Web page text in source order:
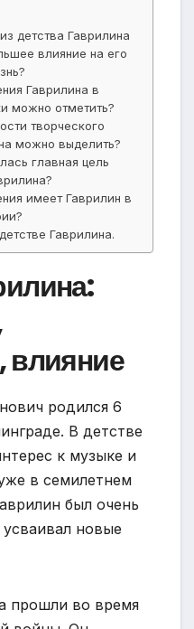
детства Гаврилина
влияние на его
Гаврилина в
можно отметить?
творческого
можно выделить?
главная цель
имеет Гаврилин в
Гаврилина.
влияние
родился 6
В детстве
к музыке и
в семилетнем
был очень
новые
прошли во время